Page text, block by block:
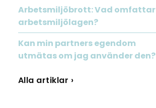
Arbetsmiljöbrott: Vad omfattar
arbetsmiljölagen?
Kan min partners egendom
utmätas om jag använder den?
Alla artiklar ›